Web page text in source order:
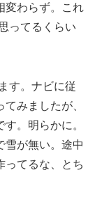
変わらず。これ
ってるくらい
す。ナビに従
みましたが、
。明らかに。
雪が無い。途中
ってるな、とち